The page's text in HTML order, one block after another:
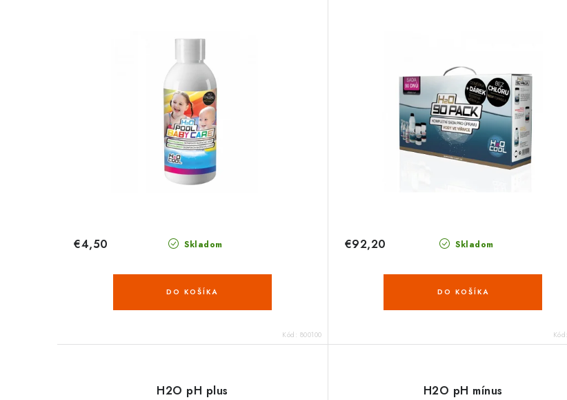
Skladom
€4,50
DO KOŠÍKA
Kód: 800100
Skladom
€92,20
DO KOŠÍKA
H2O pH plus H2O pH mínus